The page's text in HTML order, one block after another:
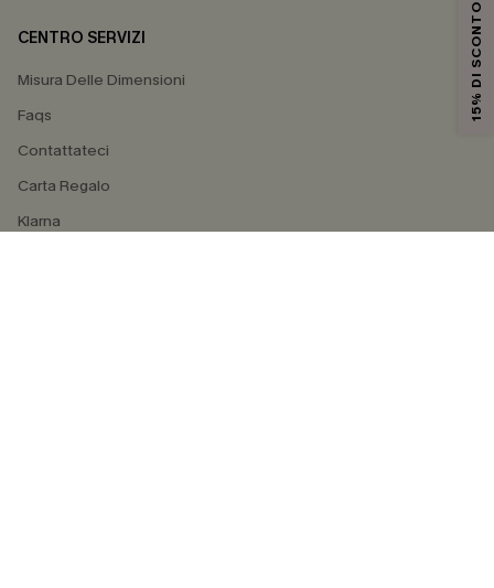
CENTRO SERVIZI
Misura Delle Dimensioni
Faqs
Contattateci
Carta Regalo
Klarna
15% DI SCONTO